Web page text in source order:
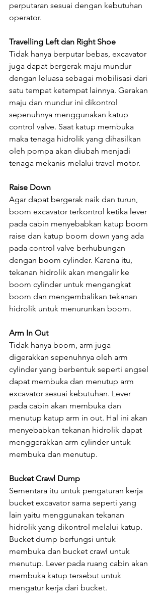
perputaran sesuai dengan kebutuhan
operator.
Travelling Left dan Right Shoe
Tidak hanya berputar bebas, excavator
juga dapat bergerak maju mundur
dengan leluasa sebagai mobilisasi dari
satu tempat ketempat lainnya. Gerakan
maju dan mundur ini dikontrol
sepenuhnya menggunakan katup
control valve. Saat katup membuka
maka tenaga hidrolik yang dihasilkan
oleh pompa akan diubah menjadi
tenaga mekanis melalui travel motor.
Raise Down
Agar dapat bergerak naik dan turun,
boom excavator terkontrol ketika lever
pada cabin menyebabkan katup boom
raise dan katup boom down yang ada
pada control valve berhubungan
dengan boom cylinder. Karena itu,
tekanan hidrolik akan mengalir ke
boom cylinder untuk mengangkat
boom dan mengembalikan tekanan
hidrolik untuk menurunkan boom.
Arm In Out
Tidak hanya boom, arm juga
digerakkan sepenuhnya oleh arm
cylinder yang berbentuk seperti engsel
dapat membuka dan menutup arm
excavator sesuai kebutuhan. Lever
pada cabin akan membuka dan
menutup katup arm in out. Hal ini akan
menyebabkan tekanan hidrolik dapat
menggerakkan arm cylinder untuk
membuka dan menutup.
Bucket Crawl Dump
Sementara itu untuk pengaturan kerja
bucket excavator sama seperti yang
lain yaitu menggunakan tekanan
hidrolik yang dikontrol melalui katup.
Bucket dump berfungsi untuk
membuka dan bucket crawl untuk
menutup. Lever pada ruang cabin akan
membuka katup tersebut untuk
mengatur kerja dari bucket.